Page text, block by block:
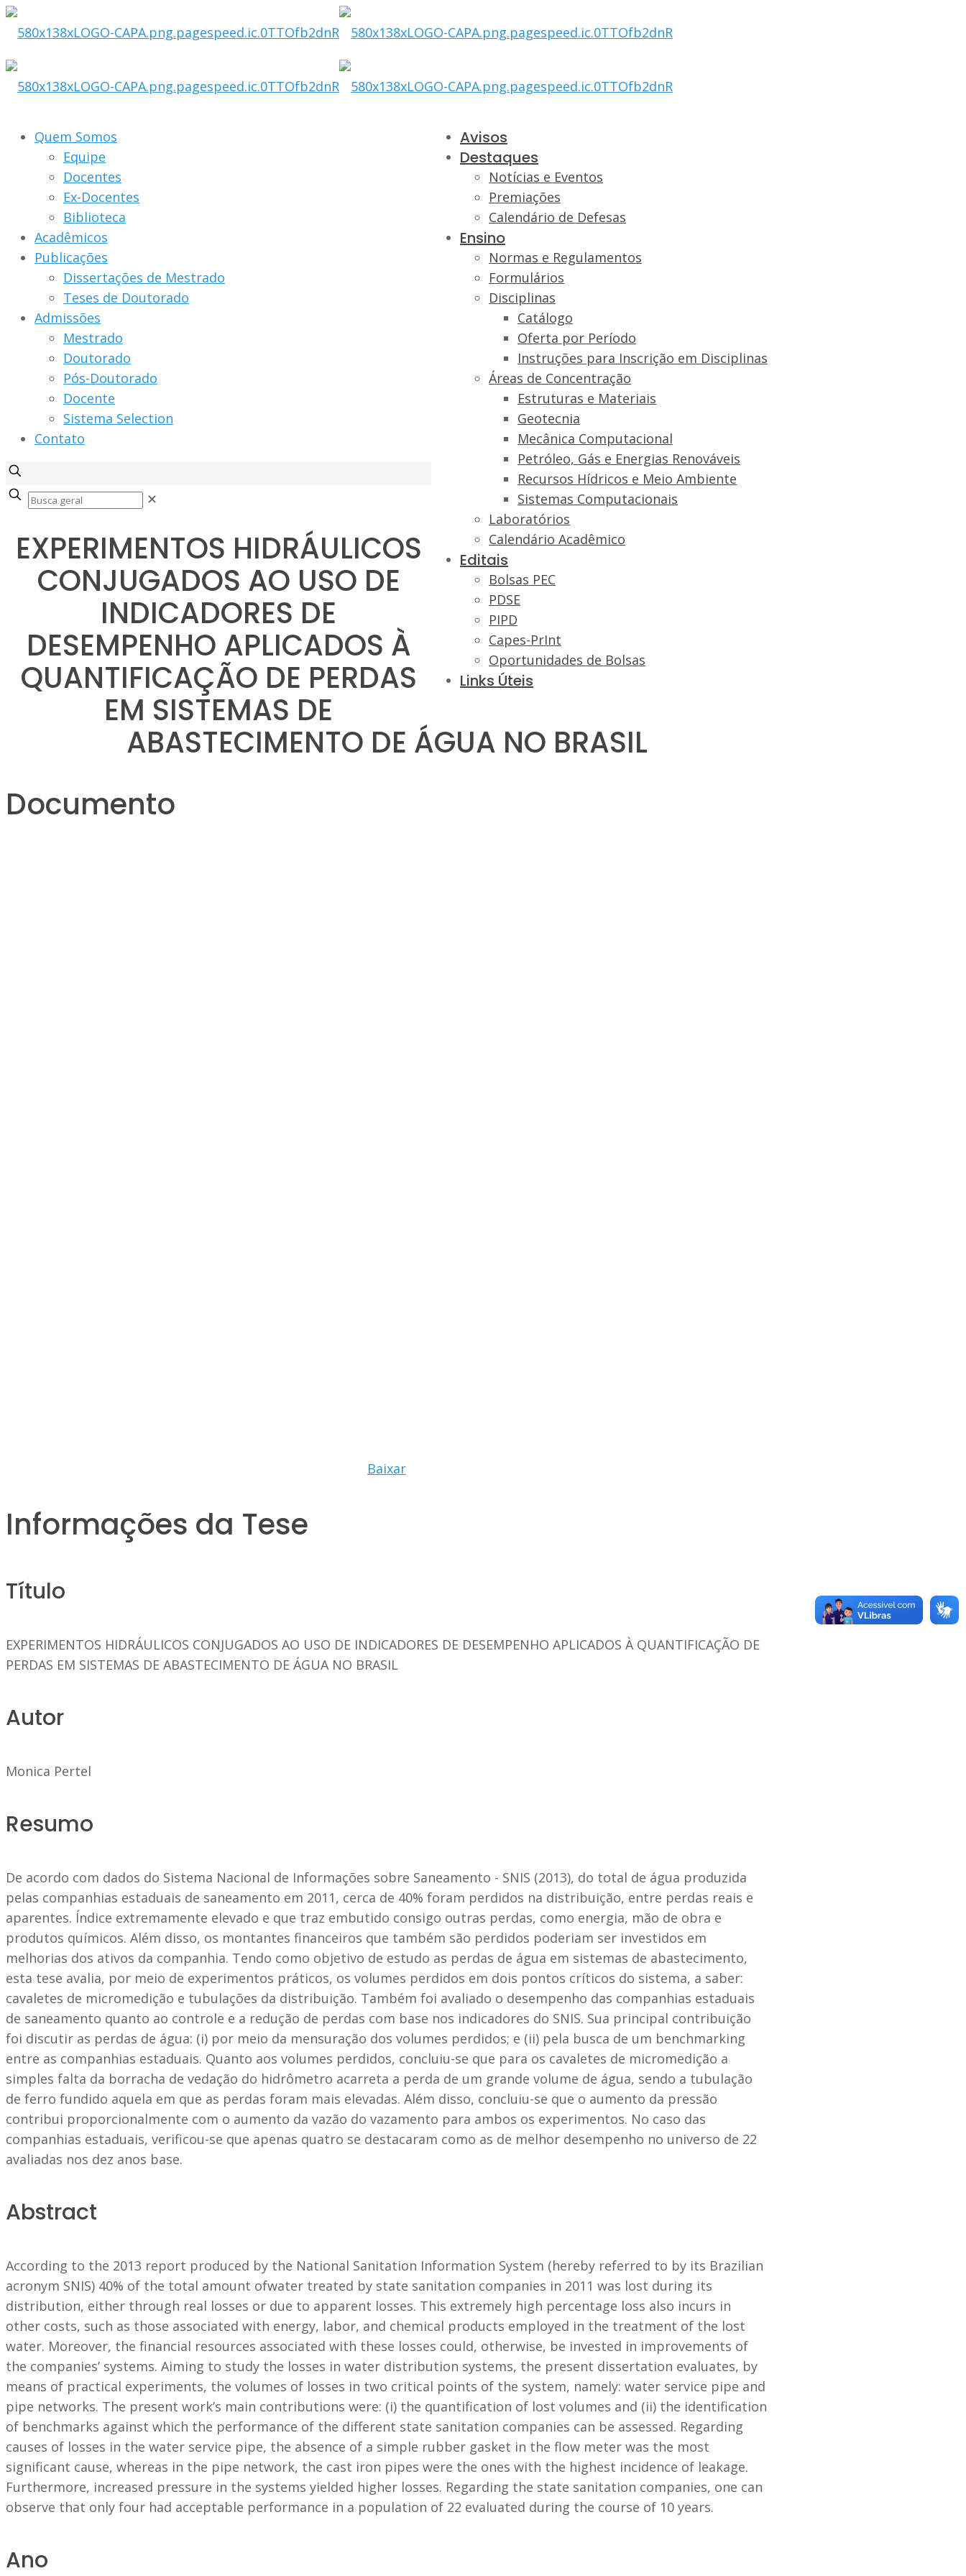
Avisos
Destaques
Notícias e Eventos
Premiações
Calendário de Defesas
Ensino
Normas e Regulamentos
Formulários
Disciplinas
Catálogo
Oferta por Período
Instruções para Inscrição em Disciplinas
Áreas de Concentração
Estruturas e Materiais
Geotecnia
Mecânica Computacional
Petróleo, Gás e Energias Renováveis
Recursos Hídricos e Meio Ambiente
Sistemas Computacionais
Laboratórios
Calendário Acadêmico
Editais
Bolsas PEC
PDSE
PIPD
Capes-PrInt
Oportunidades de Bolsas
Links Úteis
Quem Somos
Equipe
Docentes
Ex-Docentes
Biblioteca
Acadêmicos
Publicações
Dissertações de Mestrado
Teses de Doutorado
Admissões
Mestrado
Doutorado
Pós-Doutorado
Docente
Sistema Selection
Contato
✕
EXPERIMENTOS HIDRÁULICOS
CONJUGADOS AO USO DE
INDICADORES DE
DESEMPENHO APLICADOS À
QUANTIFICAÇÃO DE PERDAS
EM SISTEMAS DE
ABASTECIMENTO DE ÁGUA NO BRASIL
Documento
Baixar
Informações da Tese
Título
EXPERIMENTOS HIDRÁULICOS CONJUGADOS AO USO DE INDICADORES DE DESEMPENHO APLICADOS À QUANTIFICAÇÃO DE
PERDAS EM SISTEMAS DE ABASTECIMENTO DE ÁGUA NO BRASIL
Autor
Monica Pertel
Resumo
De acordo com dados do Sistema Nacional de Informações sobre Saneamento - SNIS (2013), do total de água produzida
pelas companhias estaduais de saneamento em 2011, cerca de 40% foram perdidos na distribuição, entre perdas reais e
aparentes. Índice extremamente elevado e que traz embutido consigo outras perdas, como energia, mão de obra e
produtos químicos. Além disso, os montantes financeiros que também são perdidos poderiam ser investidos em
melhorias dos ativos da companhia. Tendo como objetivo de estudo as perdas de água em sistemas de abastecimento,
esta tese avalia, por meio de experimentos práticos, os volumes perdidos em dois pontos críticos do sistema, a saber:
cavaletes de micromedição e tubulações da distribuição. Também foi avaliado o desempenho das companhias estaduais
de saneamento quanto ao controle e a redução de perdas com base nos indicadores do SNIS. Sua principal contribuição
foi discutir as perdas de água: (i) por meio da mensuração dos volumes perdidos; e (ii) pela busca de um benchmarking
entre as companhias estaduais. Quanto aos volumes perdidos, concluiu-se que para os cavaletes de micromedição a
simples falta da borracha de vedação do hidrômetro acarreta a perda de um grande volume de água, sendo a tubulação
de ferro fundido aquela em que as perdas foram mais elevadas. Além disso, concluiu-se que o aumento da pressão
contribui proporcionalmente com o aumento da vazão do vazamento para ambos os experimentos. No caso das
companhias estaduais, verificou-se que apenas quatro se destacaram como as de melhor desempenho no universo de 22
avaliadas nos dez anos base.
Abstract
According to the 2013 report produced by the National Sanitation Information System (hereby referred to by its Brazilian
acronym SNIS) 40% of the total amount ofwater treated by state sanitation companies in 2011 was lost during its
distribution, either through real losses or due to apparent losses. This extremely high percentage loss also incurs in
other costs, such as those associated with energy, labor, and chemical products employed in the treatment of the lost
water. Moreover, the financial resources associated with these losses could, otherwise, be invested in improvements of
the companies’ systems. Aiming to study the losses in water distribution systems, the present dissertation evaluates, by
means of practical experiments, the volumes of losses in two critical points of the system, namely: water service pipe and
pipe networks. The present work’s main contributions were: (i) the quantification of lost volumes and (ii) the identification
of benchmarks against which the performance of the different state sanitation companies can be assessed. Regarding
causes of losses in the water service pipe, the absence of a simple rubber gasket in the flow meter was the most
significant cause, whereas in the pipe network, the cast iron pipes were the ones with the highest incidence of leakage.
Furthermore, increased pressure in the systems yielded higher losses. Regarding the state sanitation companies, one can
observe that only four had acceptable performance in a population of 22 evaluated during the course of 10 years.
Ano